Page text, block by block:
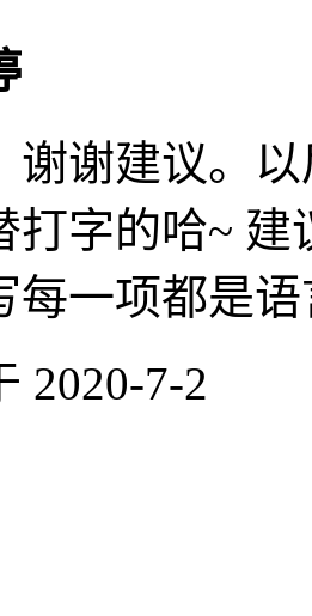
谢谢建议。
打字的哈~
每一项都是
2020-7-2